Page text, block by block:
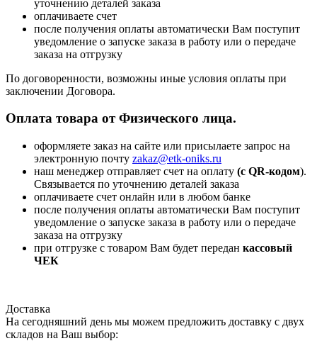
уточнению деталей заказа
оплачиваете счет
после получения оплаты автоматически Вам поступит
уведомление о запуске заказа в работу или о передаче
заказа на отгрузку
По договоренности, возможны иные условия оплаты при
заключении Договора.
Оплата товара от Физического лица.
оформляете заказ на сайте или присылаете запрос на
электронную почту zakaz@etk-oniks.ru
наш менеджер отправляет счет на оплату (с QR-кодом).
Связывается по уточнению деталей заказа
оплачиваете счет онлайн или в любом банке
после получения оплаты автоматически Вам поступит
уведомление о запуске заказа в работу или о передаче
заказа на отгрузку
при отгрузке с товаром Вам будет передан кассовый
ЧЕК
Доставка
На сегодняшний день мы можем предложить доставку с двух
складов на Ваш выбор: